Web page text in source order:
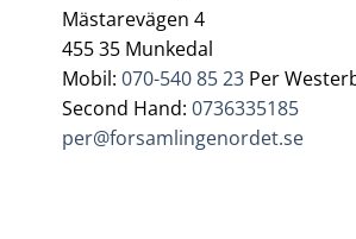
Mästarevägen 4
455 35 Munkedal
Mobil:070-540 85 23 Per
Second Hand:0736335185
per@forsamlingenordet.se